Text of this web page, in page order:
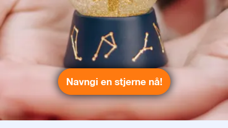
Navngi en stjerne nå!